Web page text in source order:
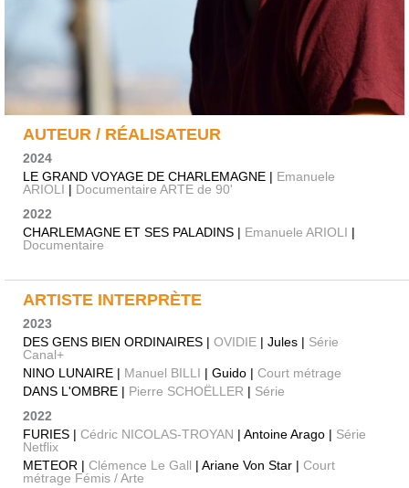
AUTEUR / RÉALISATEUR
2024
LE GRAND VOYAGE DE CHARLEMAGNE | Emanuele
ARIOLI | Documentaire ARTE de 90'
2022
CHARLEMAGNE ET SES PALADINS | Emanuele ARIOLI |
Documentaire
ARTISTE INTERPRÈTE
2023
DES GENS BIEN ORDINAIRES | OVIDIE | Jules | Série
Canal+
NINO LUNAIRE | Manuel BILLI | Guido | Court métrage
DANS L'OMBRE | Pierre SCHOËLLER | Série
2022
FURIES | Cédric NICOLAS-TROYAN | Antoine Arago | Série
Netflix
METEOR | Clémence Le Gall | Ariane Von Star | Court
métrage Fémis / Arte